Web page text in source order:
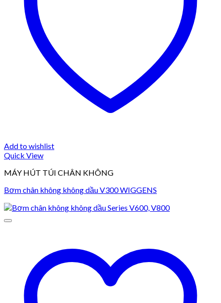
Add to wishlist
Quick View
MÁY HÚT TÚI CHÂN KHÔNG
Bơm chân không không dầu V300 WIGGENS